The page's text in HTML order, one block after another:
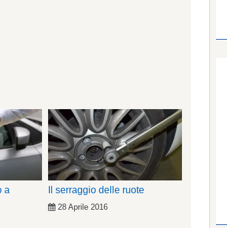
a
Il serraggio delle ruote
28 Aprile 2016